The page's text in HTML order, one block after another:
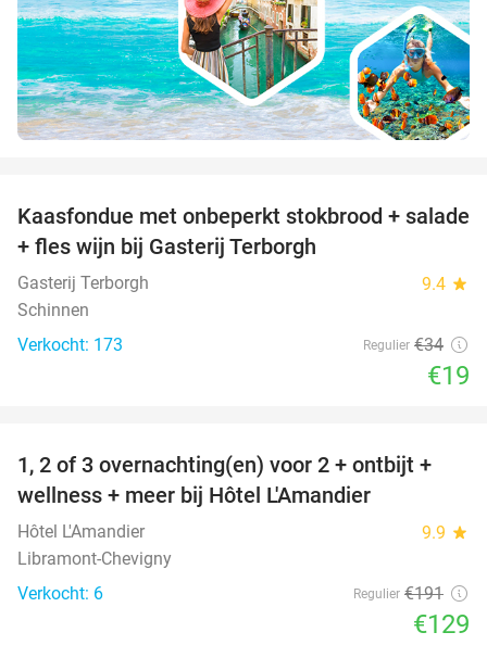
44%
Kaasfondue met onbeperkt stokbrood + salade
+ fles wijn bij Gasterij Terborgh
Gasterij Terborgh 9.4 star
Schinnen
Verkocht: 173
Regulier €34
€19
32%
TODAY
1, 2 of 3 overnachting(en) voor 2 + ontbijt +
wellness + meer bij Hôtel L'Amandier
Hôtel L'Amandier 9.9 star
Libramont-Chevigny
Verkocht: 6
Regulier €191
€129